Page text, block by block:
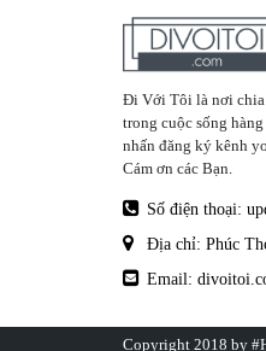
Đi Với Tôi là nơi chia
trong cuộc sống
nhấn đăng ký kênh
Cám ơn các Bạn.
Số điện thoại:
Địa chỉ: Phúc
Email:
Copyright 2018 by